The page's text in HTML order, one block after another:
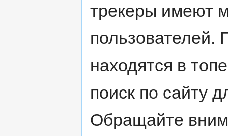
трекеры имеют
пользователей.
находятся в
поиск по сайту
Обращайте